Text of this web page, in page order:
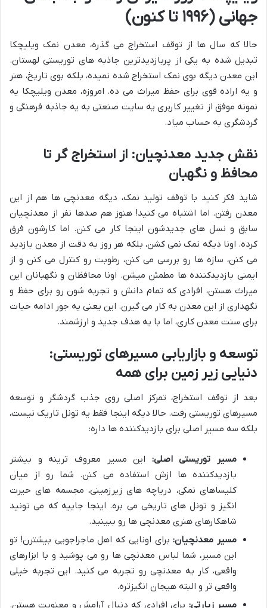
جهانی (۱۹۹۶ تا کنون)
حالا که سال ها از توقف استخراج می گذره، معدن نمک ویلیچکا
تبدیل شده به یکی از پربازدیدترین جاذبه های توریستی لهستان.
این معدن دیگه بوی نمک استخراج شده نمیده، بلکه بوی تاریخ، هنر
و یه اراده قوی برای حفظ میراث می ده. امروزه، معدن ویلیچکا یه
نمونه موفق از تغییر کاربری یه سایت صنعتی به یه جاذبه فرهنگی و
گردشگری به حساب میاد.
نقش جدید معدنچیان: از استخراج گر تا
محافظ و نگهبان
شاید فکر کنید با توقف تولید نمک، دیگه معدنچی ها هم از این
معدن رفتن. اما اشتباه می کنید! هنوز هم صدها نفر از معدنچیان
سابق و نسل های جدیدشون اینجا کار می کنن. اما کارشون فرق
کرده. اونا دیگه نمک نمی کشن، بلکه هر روز به دقت از معدن بازدید
می کنن، سازه ها رو بررسی می کنن، رطوبت رو کنترل می کنن و از
ایمنی بازدیدکننده ها مطمئن میشن. اونا محافظان و نگهبانان این
میراث هستن، افرادی که تمام دانش و تجربه شون رو برای حفظ و
نگهداری از این معدن به کار می گیرن. این یعنی یه جور ادامه حیات
برای سنت معدن کاری، اما با یه هدف جدید و ارزشمند.
توسعه و بازاریابی مسیرهای توریستی:
دنیایی زیر زمین برای همه
بعد از توقف استخراج، تمرکز اصلی روی جذب گردشگر و توسعه
مسیرهای توریستی رفت. حالا دیگه اینجا فقط یه تونل تاریک نیست،
بلکه سه مسیر اصلی برای بازدیدکننده ها داره:
مسیر توریستی اصلی: این مسیر معروف ترینه و بیشتر
بازدیدکننده ها ازش استفاده می کنن. شما رو از میان
کلیساهای نمکی، دریاچه های زیرزمینی، مجسمه های حیرت
انگیز و تونل های تاریخی می بره. اینجا جاییه که می تونید
شاهکارهای هنری معدنچی ها رو ببینید.
مسیر معدنچیان:برای اونایی که اهل ماجراجویی بیشترن! تو
این مسیر، شما لباس معدنچی ها رو می پوشید و با ابزارهای
واقعی، کار یه معدنچی رو تجربه می کنید. این تجربه خیلی
واقعی تر و البته هیجان انگیزتره.
مسیر زیارتی: برای افرادی که دنبال آرامش و معنویت هستن.